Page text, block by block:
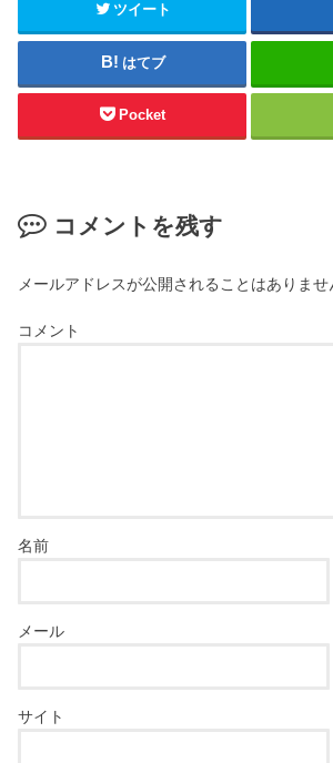
ツイート
はてブ
Pocket
コメントを残す
メールアドレスが公開されることはありませ
コメント
名前
メール
サイト